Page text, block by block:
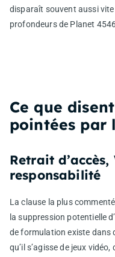
disparaît souvent aussi
profondeurs de Planet
Ce que
pointées par
Retrait
responsabilité
La clause la plus
la suppression potentielle
de formulation existe dans
qu’il s’agisse de jeux